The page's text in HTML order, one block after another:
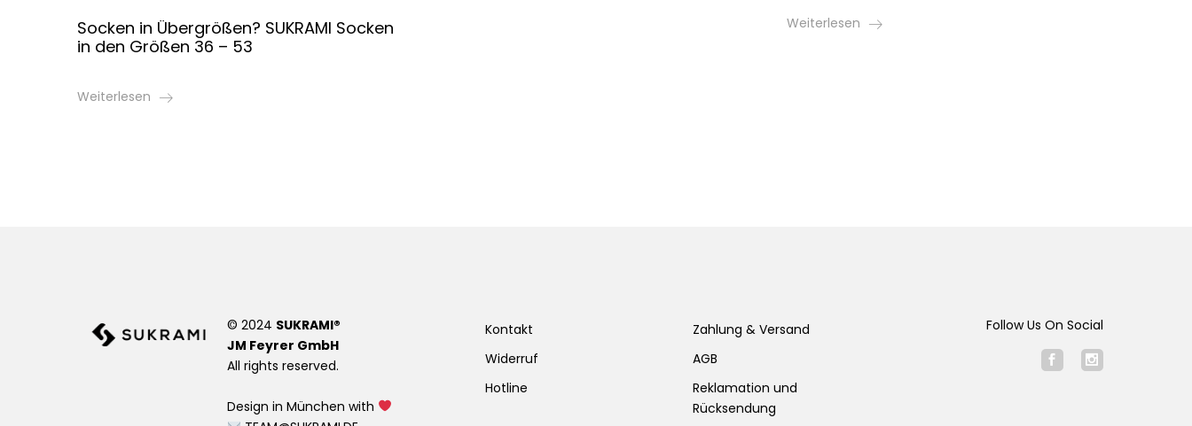
Socken in Übergrößen? SUKRAMI Socken
in den Größen 36 – 53
Weiterlesen
Weiterlesen
© 2024 SUKRAMI®
JM Feyrer GmbH
All rights reserved.
Design in München with
Kontakt
Widerruf
Hotline
Zahlung & Versand
AGB
Reklamation und
Rücksendung
Follow Us On Social